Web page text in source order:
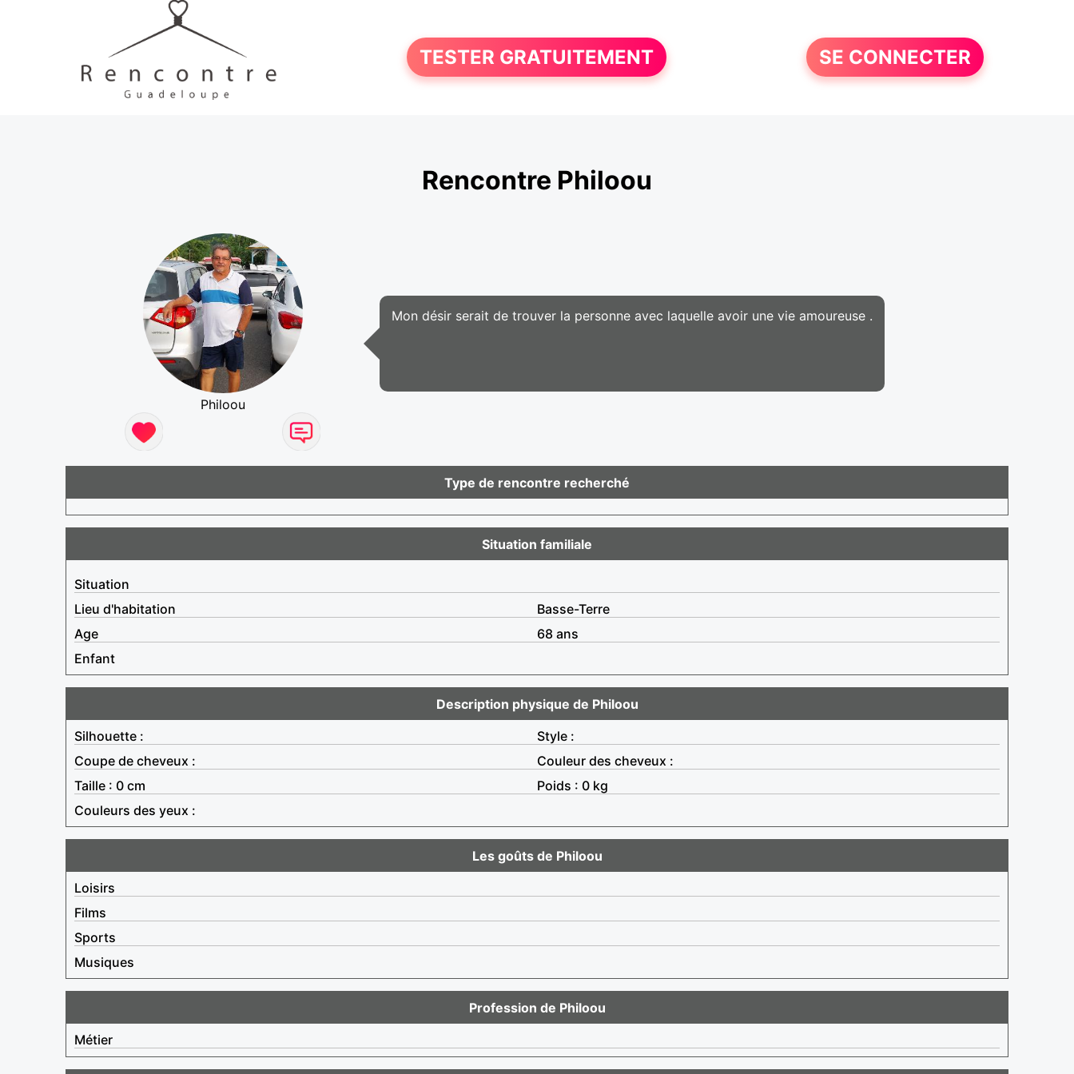
TESTER GRATUITEMENT SE CONNECTER
Rencontre Philoou
Philoou
Mon désir serait de trouver la personne avec laquelle avoir une vie amoureuse .
Type de rencontre recherché
Situation familiale
Situation
Lieu d'habitation
Basse-Terre
Age
68 ans
Enfant
Description physique de Philoou
Silhouette :
Style :
Coupe de cheveux :
Couleur des cheveux :
Taille : 0 cm
Poids : 0 kg
Couleurs des yeux :
Les goûts de Philoou
Loisirs
Films
Sports
Musiques
Profession de Philoou
Métier